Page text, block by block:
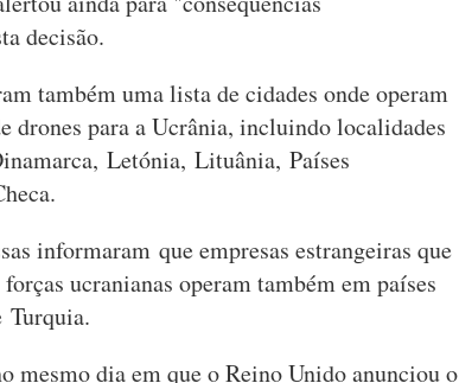
decisão.
também uma lista de cidades onde operam
drones para a Ucrânia, incluindo localidades
Letónia, Lituânia, Países
informaram que empresas estrangeiras que
ucranianas operam também em países
mesmo dia em que o Reino Unido anunciou o